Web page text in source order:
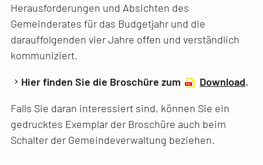
Herausforderungen und Absichten des
Gemeinderates für das Budgetjahr und die
darauffolgenden vier Jahre offen und verständlich
kommuniziert.
Hier finden Sie die Broschüre zum Download.
Falls Sie daran interessiert sind, können Sie ein
gedrucktes Exemplar der Broschüre auch beim
Schalter der Gemeindeverwaltung beziehen.